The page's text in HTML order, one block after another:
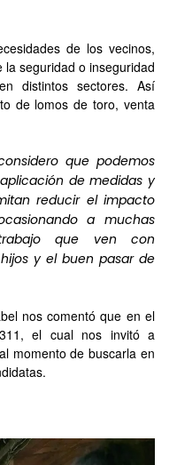
de los vecinos,
seguridad o inseguridad
distintos sectores. Así
de lomos de toro, venta
que podemos
de medidas y
reducir el impacto
a muchas
que ven con
y el buen pasar de
nos comentó que en el
el cual nos invitó a
momento de buscarla en